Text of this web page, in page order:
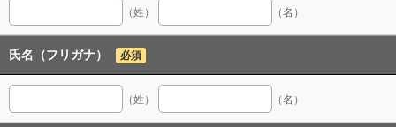
（姓） （名）
氏名（フリガナ） 必須
（姓） （名）